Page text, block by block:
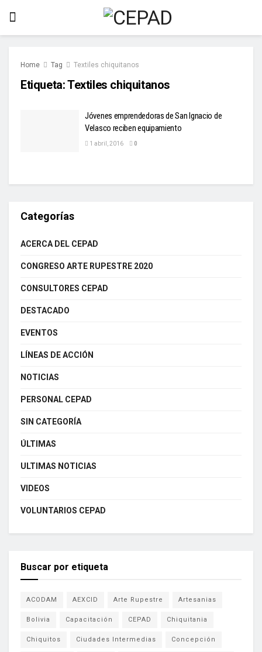
Home Tag Textiles chiquitanos
Etiqueta:Textiles chiquitanos
Jóvenes emprendedoras de San Ignacio de
Velasco reciben equipamiento
1 abril, 2016 0
Categorías
ACERCA DEL CEPAD
CONGRESO ARTE RUPESTRE 2020
CONSULTORES CEPAD
DESTACADO
EVENTOS
LÍNEAS DE ACCIÓN
NOTICIAS
PERSONAL CEPAD
SIN CATEGORÍA
ÚLTIMAS
ULTIMAS NOTICIAS
VIDEOS
VOLUNTARIOS CEPAD
Buscar por etiqueta
ACODAM AEXCID Arte Rupestre Artesanias
Bolivia Capacitación CEPAD Chiquitania
Chiquitos Ciudades Intermedias Concepción